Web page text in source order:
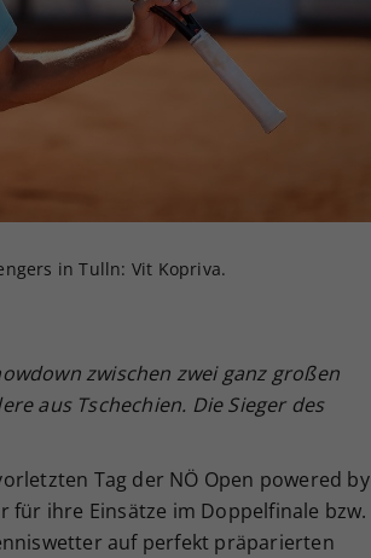
in Tulln: Vit Kopriva.
zwischen zwei ganz großen
aus Tschechien. Die Sieger des
Tag der NÖ Open powered by
für ihre Einsätze im Doppelfinale bzw.
auf perfekt präparierten
Ihrer vorgenommen Einstellungen, falls der
Betreiber dies eingestellt hat.